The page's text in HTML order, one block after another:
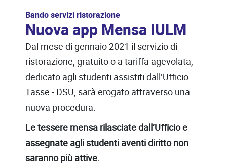
Bando servizi ristorazione
Nuova app Mensa IULM
Dal mese di gennaio 2021 il servizio di
ristorazione, gratuito o a tariffa agevolata,
dedicato agli studenti assistiti dall’Ufficio
Tasse - DSU, sarà erogato attraverso una
nuova procedura.
Le tessere mensa rilasciate dall’Ufficio e
assegnate agli studenti aventi diritto non
saranno più attive.